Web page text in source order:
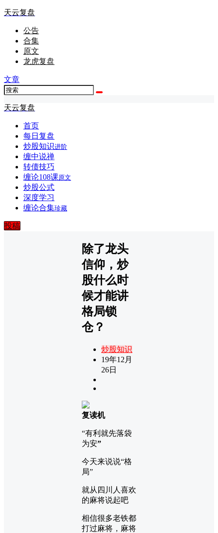
天云复盘
公告
合集
原文
龙虎复盘
文章
天云复盘
首页
每日复盘
炒股知识进阶
缠中说禅
转债技巧
缠论108课原文
炒股公式
深度学习
缠论合集珍藏
投稿
除了龙头
信仰，炒
股什么时
候才能讲
格局锁
仓？
炒股知识
19年12月
26日
复读机
“有利就先落袋
为安”
今天来说说“格
局”
就从四川人喜欢
的麻将说起吧
相信很多老铁都
打过麻将，麻将